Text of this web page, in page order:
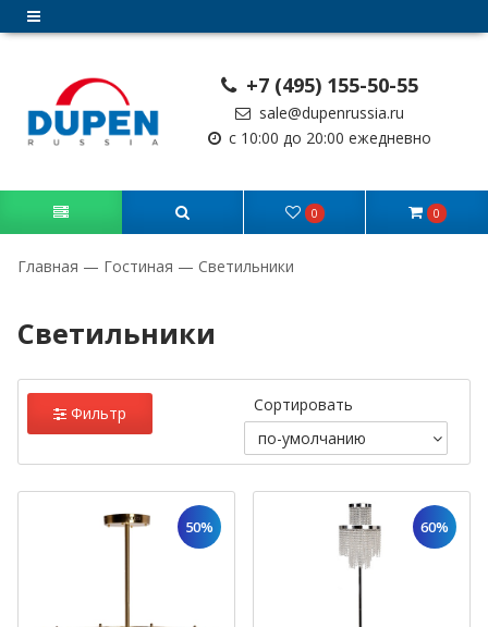
+7 (495) 155-50-55
sale@dupenrussia.ru
с 10:00 до 20:00 ежедневно
0 0
Главная — Гостиная — Светильники
Светильники
Фильтр Сортировать
50% 60%